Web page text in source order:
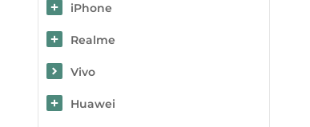
iPhone
Realme
Vivo
Huawei